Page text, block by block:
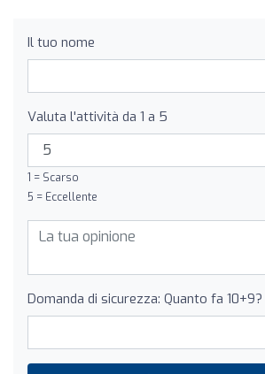
Il tuo nome
Valuta l'attività da 1 a 5
1 = Scarso
5 = Eccellente
Domanda di sicurezza: Quanto fa 10+9?